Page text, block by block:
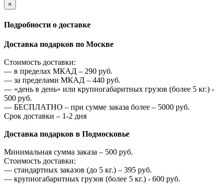
×
Подробности о доставке
Доставка подарков по Москве
Стоимость доставки:
— в пределах МКАД – 290 руб.
— за пределами МКАД – 440 руб.
— «день в день» или крупногабаритных грузов (более 5 кг.) -
500 руб.
— БЕСПЛАТНО – при сумме заказа более – 5000 руб.
Срок доставки – 1-2 дня
Доставка подарков в Подмосковье
Минимальная сумма заказа – 500 руб.
Стоимость доставки:
— стандартных заказов (до 5 кг.) – 395 руб.
— крупногабаритных грузов (более 5 кг.) - 600 руб.